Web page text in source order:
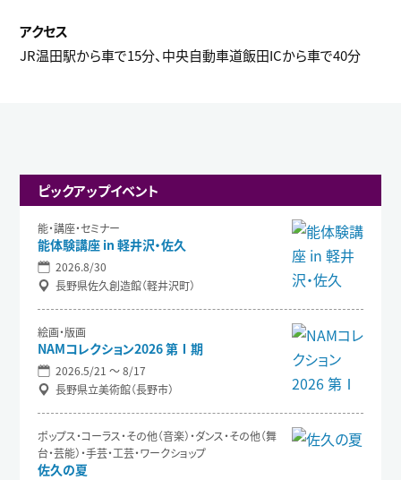
JR温田駅から車で15分、中央自動車道飯田ICから車で40分
ピックアップイベント
能・講座・セミナー
能体験講座 in 軽井沢・佐久
2026.8/30
長野県佐久創造館（軽井沢町）
絵画・版画
NAMコレクション2026 第Ⅰ期
2026.5/21 〜 8/17
長野県立美術館（長野市）
ポップス・コーラス・その他（音楽）・ダンス・その他（舞
台・芸能）・手芸・工芸・ワークショップ
佐久の夏